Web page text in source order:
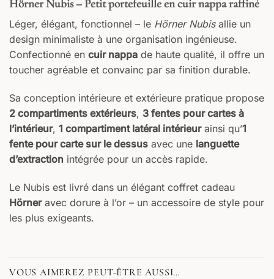
Hörner Nubis – Petit portefeuille en cuir nappa raffiné
Léger, élégant, fonctionnel – le Hörner Nubisallie un
design minimaliste à une organisation ingénieuse.
Confectionné en cuir nappa de haute qualité, il offre un
toucher agréable et convainc par sa finition durable.
Sa conception intérieure et extérieure pratique propose
2 compartiments extérieurs, 3 fentes pour cartes à
l’intérieur, 1 compartiment latéral intérieurainsi qu’1
fente pour carte sur le dessus avec une languette
d’extraction intégrée pour un accès rapide.
Le Nubis est livré dans un élégant coffret cadeau
Hörneravec dorure à l’or – un accessoire de style pour
les plus exigeants.
VOUS AIMEREZ PEUT-ÊTRE AUSSI…